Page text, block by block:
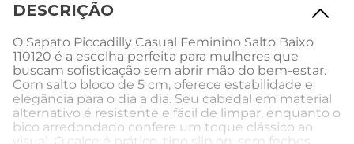
DESCRIÇÃO
O Sapato Piccadilly Casual Feminino Salto Baixo
110120 é a escolha perfeita para mulheres que
buscam sofisticação sem abrir mão do bem-estar.
Com salto bloco de 5 cm, oferece estabilidade e
elegância para o dia a dia. Seu cabedal em material
alternativo é resistente e fácil de limpar, enquanto o
bico arredondado confere um toque clássico ao